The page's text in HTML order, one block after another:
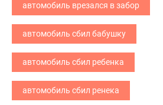
автомобиль врезался в забор
автомобиль сбил бабушку
автомобиль сбил ребенка
автомобиль сбил ренека